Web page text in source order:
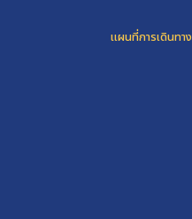
แผนที่การเดินทาง